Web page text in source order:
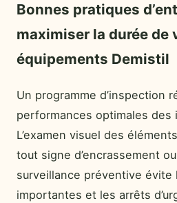
Bonnes pratiques
maximiser la durée de
équipements Demistil
Un programme d’inspection
performances optimales des
L’examen visuel des
tout signe d’encrassement
surveillance préventive évite
importantes et les arrêts